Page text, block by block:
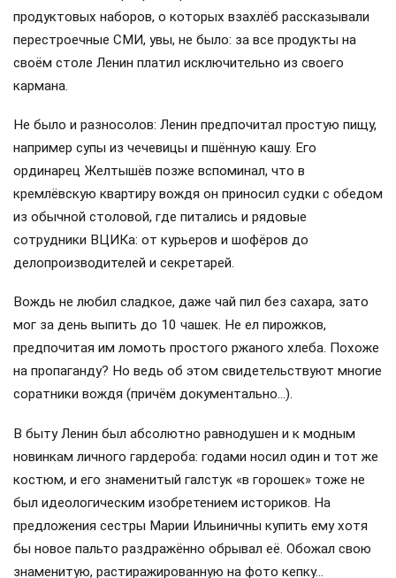
досужие разговоры о роскошном образе жизни Ленина
как-то зримо теряют известную светскую интригу.
Конечно, Ленин получал и доплату как член ВЦИК, но, как
утверждают историки, и с этой прибавкой материально
вождь не дотягивал даже до уровня главного инженера
крупного завода!
Конечно, у главы государства, в отличие от того же
инженера, были служебные импортные автомобили,
которые достались ему «по наследству» от царской
семьи. Во всяком случае, их не выписывали из-за рубежа
за счёт небогатого российского бюджета. Конечно, была
и бесплатная квартира в Кремле, но вот бесплатных
продуктовых наборов, о которых взахлёб рассказывали
своём столе Ленин платил исключительно из своего
кармана.
Не было и разносолов: Ленин предпочитал простую пищу,
например супы из чечевицы и пшённую кашу. Его
ординарец Желтышёв позже вспоминал, что в
кремлёвскую квартиру вождя он приносил судки с обедом